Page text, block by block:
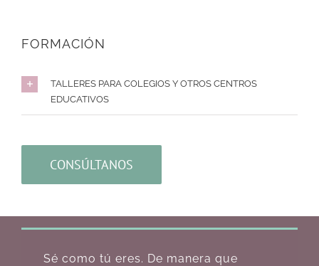
FORMACIÓN
TALLERES PARA COLEGIOS Y OTROS CENTROS
EDUCATIVOS
CONSÚLTANOS
Sé como tú eres. De manera que